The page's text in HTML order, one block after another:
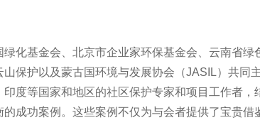
化基金会、北京市企业家环保基金会、云南省绿
保护以及蒙古国环境与发展协会（JASIL）共同
度等国家和地区的社区保护专家和项目工作者，
成功案例。这些案例不仅为与会者提供了宝贵借